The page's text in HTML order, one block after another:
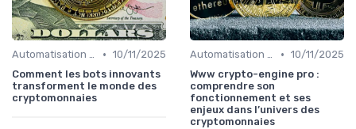
Automatisation et robots de trading • 10/11/2025
Comment les bots innovants
transforment le monde des
cryptomonnaies
Automatisation et robots de trading • 10/11/2025
Www crypto-engine pro :
comprendre son
fonctionnement et ses
enjeux dans l’univers des
cryptomonnaies